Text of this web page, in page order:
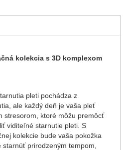
kolekcia s 3D komplexom
pleti pochádza z
ale každý deň je vaša pleť
stresorom, ktoré môžu premôcť
viditeľné starnutie pleti. S
kolekcie bude vaša pokožka
prirodzeným tempom,